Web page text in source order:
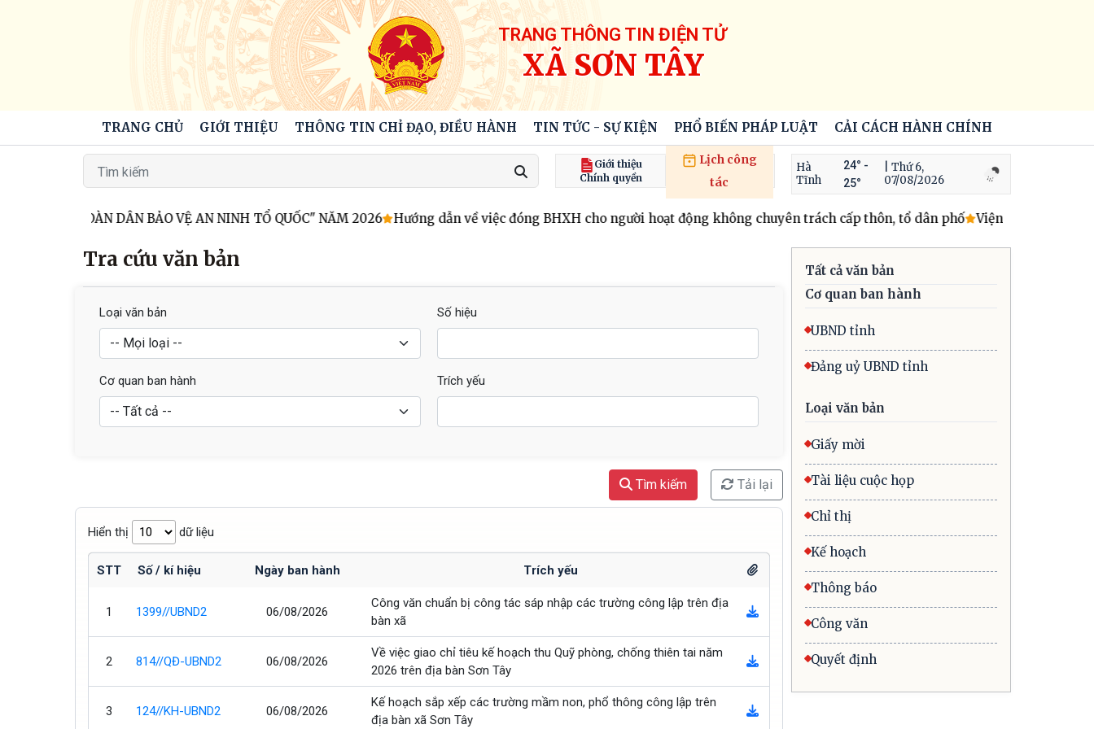
TRANG THÔNG TIN ĐIỆN TỬ
XÃ SƠN TÂY
TRANG CHỦ GIỚI THIỆU THÔNG TIN CHỈ ĐẠO, ĐIỀU HÀNH TIN TỨC - SỰ KIỆN PHỔ BIẾN PHÁP LUẬT CẢI CÁCH HÀNH CHÍNH
Giới thiệu
Chính quyền
Lịch công
tác
Hà
Tĩnh
24° -
25°
| Thứ 6,
07/08/2026
HỘI TOÀN DÂN BẢO VỆ AN NINH TỔ QUỐC" NĂM 2026 Hướng dẫn về việc đóng BHXH cho người hoạt động không chuyên trách cấp thôn, tổ dân phố Viện kiểm sát nhân
Tra cứu văn bản
Loại văn bản
Cơ quan ban hành
Số hiệu
Trích yếu
Tìm kiếm Tải lại
Hiển thị dữ liệu
STT Số / kí hiệu Ngày ban hành Trích yếu
1 1399//UBND2 06/08/2026
Công văn chuẩn bị công tác sáp nhập các trường công lập trên địa
bàn xã
2 814//QĐ-UBND2 06/08/2026
Về việc giao chỉ tiêu kế hoạch thu Quỹ phòng, chống thiên tai năm
2026 trên địa bàn Sơn Tây
3 124//KH-UBND2 06/08/2026
Kế hoạch sắp xếp các trường mầm non, phổ thông công lập trên
địa bàn xã Sơn Tây
Tất cả văn bản
Cơ quan ban hành
UBND tỉnh
Đảng uỷ UBND tỉnh
Loại văn bản
Giấy mời
Tài liệu cuộc họp
Chỉ thị
Kế hoạch
Thông báo
Công văn
Quyết định